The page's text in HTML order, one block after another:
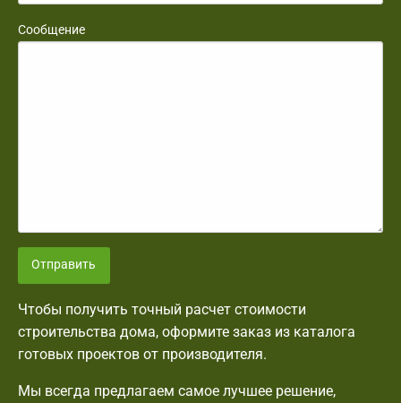
Сообщение
Отправить
Чтобы получить точный расчет стоимости
строительства дома, оформите заказ из каталога
готовых проектов от производителя.
Мы всегда предлагаем самое лучшее решение,